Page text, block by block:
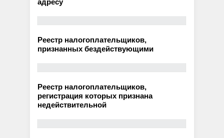
адресу
Реестр налогоплательщиков,
признанных бездействующими
Реестр налогоплательщиков,
регистрация которых признана
недействительной